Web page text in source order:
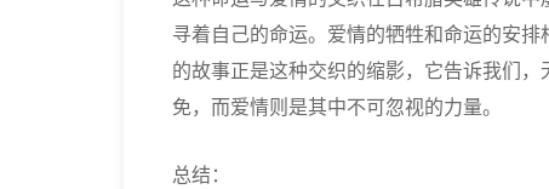
寻着自己的命运。爱情的牺牲和命运的安
的故事正是这种交织的缩影，它告诉我们
免，而爱情则是其中不可忽视的力量。
总结：